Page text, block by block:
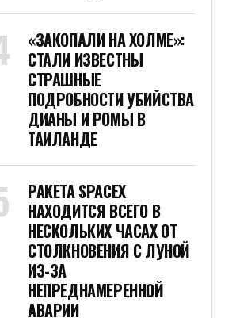
«ЗАКОПАЛИ НА ХОЛМЕ»:
СТАЛИ ИЗВЕСТНЫ
СТРАШНЫЕ
ПОДРОБНОСТИ УБИЙСТВА
ДИАНЫ И РОМЫ В
ТАИЛАНДЕ
РАКЕТА SPACEX
НАХОДИТСЯ ВСЕГО В
НЕСКОЛЬКИХ ЧАСАХ ОТ
СТОЛКНОВЕНИЯ С ЛУНОЙ
ИЗ-ЗА
НЕПРЕДНАМЕРЕННОЙ
АВАРИИ